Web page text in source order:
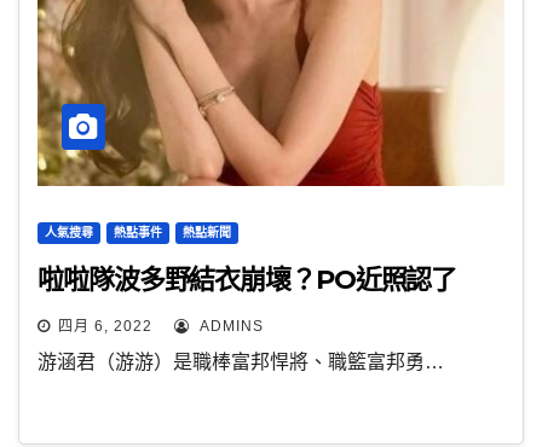
人氣搜尋 熱點事件 熱點新聞
啦啦隊波多野結衣崩壞？PO近照認了
四月 6, 2022 ADMINS
游涵君（游游）是職棒富邦悍將、職籃富邦勇…